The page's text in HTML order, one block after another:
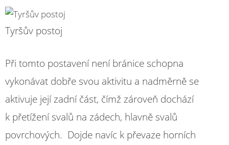
Tyršův postoj
Při tomto postavení není bránice schopna
vykonávat dobře svou aktivitu a nadměrně se
aktivuje její zadní část, čímž zároveň dochází
k přetížení svalů na zádech, hlavně svalů
povrchových. Dojde navíc k převaze horních